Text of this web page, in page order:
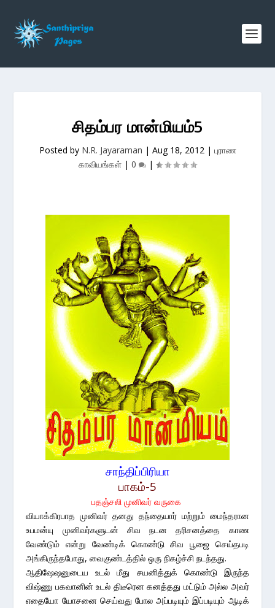
சிதம்பர மான்மியம்5
Posted by N.R. Jayaraman | Aug 18, 2012| புராண
காவியங்கள் | 0 |
சாந்திப்பிரியா
பாகம்-5
பதஞ்சலி முனிவர் வருகை
வியாக்கிரபாத முனிவர் தனது தந்தையார் மற்றும் மைந்தரான
உபமன்யு முனிவர்களுடன் சிவ நடன தரிசனத்தை காண
வேண்டும் என்று வேண்டிக் கொண்டு சிவ பூஜை செய்தபடி
அங்கிருந்தபோது, வைகுண்டத்தில் ஒரு நிகழ்ச்சி நடந்தது.
ஆதிஷேஷனுடைய உடல் மீது சயனித்துக் கொண்டு இருந்த
விஷ்ணு பகவானின் உடல் திடீரென கனத்தது மட்டும் அல்ல அவர்
எதையோ யோசனை செய்வது போல அப்படியும் இப்படியும் ஆடிக்